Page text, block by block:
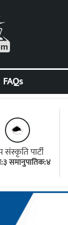
FAQs
संस्कृति पार्टी
समानुपातिक:४